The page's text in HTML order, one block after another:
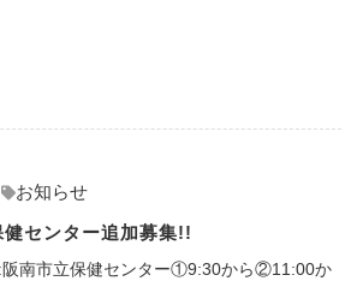
お知らせ
センター追加募集!!
阪南市立保健センター①9:30から②11:00か